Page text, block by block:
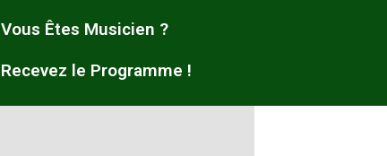
Vous Êtes Musicien ?
Recevez le Programme !